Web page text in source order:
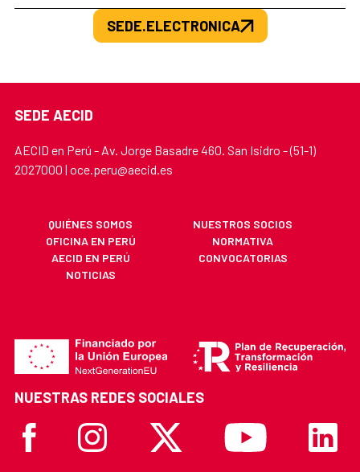
SEDE.ELECTRONICA
SEDE AECID
AECID en Perú - Av. Jorge Basadre 460. San Isidro - (51-1)
2027000 | oce.peru@aecid.es
QUIÉNES SOMOS
NUESTROS SOCIOS
OFICINA EN PERÚ
NORMATIVA
AECID EN PERÚ
CONVOCATORIAS
NOTICIAS
NUESTRAS REDES SOCIALES
FacebookInstagram X Youtube Linkedin